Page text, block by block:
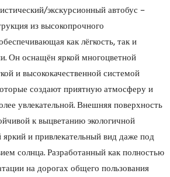
экскурсионный автобус –
из высокопрочного
как лёгкость, так и
Он оснащён яркой многоцветной
и высококачественной системой
создают приятную атмосферу и
увлекательной. Внешняя поверхность
к выцветанию экологичной
и привлекательный вид даже под
солнца. Разработанный как полностью
на дорогах общего пользования